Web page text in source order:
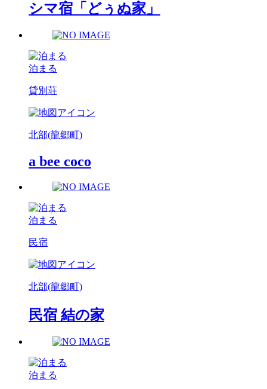
シマ宿「どぅぬ家」
泊まる
貸別荘
北部(龍郷町)
a bee coco
泊まる
民宿
北部(龍郷町)
民宿 結の家
泊まる